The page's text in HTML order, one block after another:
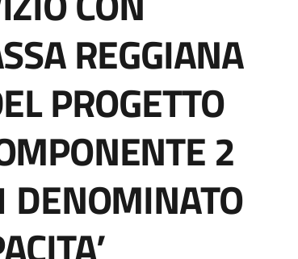
REGGIANA
PROGETTO
2